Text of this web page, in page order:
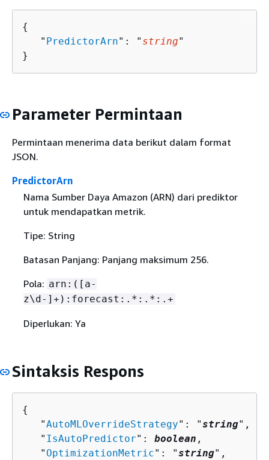
{
   "
PredictorArn": " string"
}
Parameter Permintaan
Permintaan menerima data berikut dalam format
JSON.
PredictorArn
Nama Sumber Daya Amazon (ARN) dari prediktor
untuk mendapatkan metrik.
Tipe: String
Batasan Panjang: Panjang maksimum 256.
Pola: arn:([a-
z\d-]+):forecast:.*:.*:.+
Diperlukan: Ya
Sintaksis Respons
{
   "
AutoMLOverrideStrategy": "string",
   "
IsAutoPredictor": boolean ,
   "
OptimizationMetric": "string",